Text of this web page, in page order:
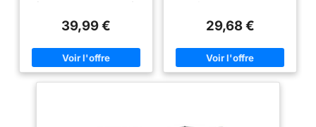
et Vert LTB763BZ01
pour obtenir une configuration
gagner de la place et de trier
les déchets Facile à ouvrir :
L'ouverture par pression de la
39,99 €
vidange. Les couvercles
particulièrement pratique pour
un vidage rapide et hygiénique.
Le système de tri sélectif offre
29,68 €